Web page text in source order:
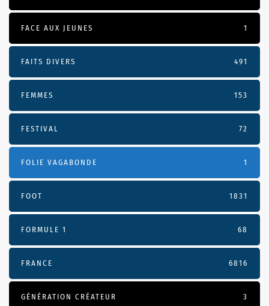
FACE AUX JEUNES 1
FAITS DIVERS 491
FEMMES 153
FESTIVAL 72
FOLIE VAGABONDE 1
FOOT 1831
FORMULE 1 68
FRANCE 6816
GÉNÉRATION CRÉATEUR 3